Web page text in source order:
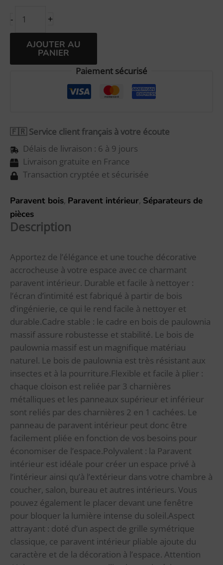
- +
AJOUTER AU
PANIER
Paiement sécurisé
🇫🇷 Service client français à votre écoute
Délais de livraison : 6 à 9 jours
Livraison gratuite en France
Transaction cryptée et sécurisée
Paravent bois, Paravent intérieur, Séparateurs de
pièces
Description
Apportez de l’élégance et une touche décorative
accrocheuse à votre espace avec ce charmant
paravent intérieur. Durable et facile à nettoyer :
l’écran d’intimité est fabriqué à partir de bois
d’ingénierie, ce qui le rend facile à nettoyer et
durable.Cadre stable : le cadre en bois de paulownia
massif assure robustesse et stabilité. Le bois de
paulownia massif est un magnifique matériau
naturel. Le bois de paulownia est très résistant aux
insectes et à la pourriture.Flexible et facile à plier :
chaque cloison est reliée par 3 charnières
métalliques et les panneaux supérieur et inférieur
sont reliés par des charnières 2 en 1 cachées. Le
panneau de paravent intérieur peut donc être
facilement pliée en fonction de vos besoins pour
économiser de l’espace.Polyvalent : la Paravent
intérieur est idéale pour créer un espace privé à
l’intérieur ainsi qu’à l’extérieur dans votre chambre à
coucher, salon, bureau et autres intérieurs. Vous
pouvez également le placer devant une fenêtre
pour bloquer la lumière intense du soleil.Aspect
attrayant : doté d’un aspect de grille symétrique
classique, ce paravent intérieur pliable ajoute du
caractère et de la décoration à l’espace. Attention